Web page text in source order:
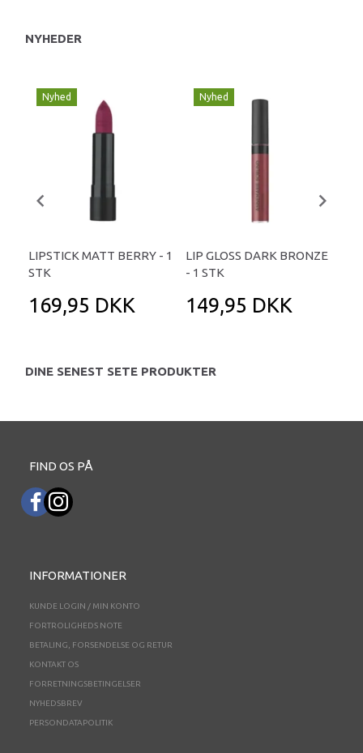
NYHEDER
Nyhed
LIPSTICK MATT BERRY - 1
STK
169,95 DKK
Nyhed
LIP GLOSS DARK BRONZE
- 1 STK
149,95 DKK
DINE SENEST SETE PRODUKTER
FIND OS PÅ
INFORMATIONER
KUNDE LOGIN / MIN KONTO
FORTROLIGHEDS NOTE
BETALING, FORSENDELSE OG RETUR
KONTAKT OS
FORRETNINGSBETINGELSER
NYHEDSBREV
PERSONDATAPOLITIK